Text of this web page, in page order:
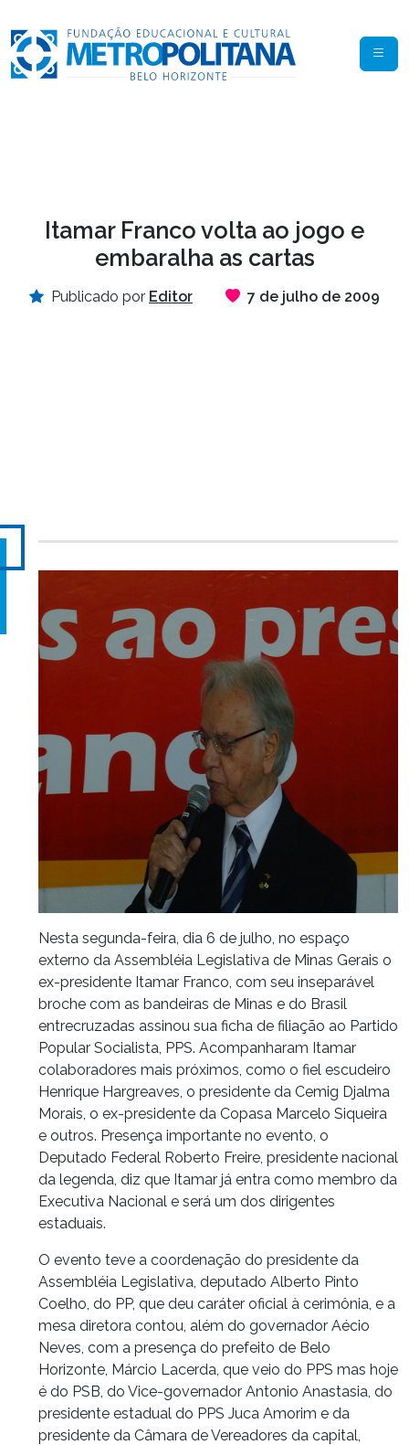
Itamar Franco volta ao jogo e
embaralha as cartas
Publicado por Editor 7 de julho de 2009
Nesta segunda-feira, dia 6 de julho, no espaço
externo da Assembléia Legislativa de Minas Gerais o
ex-presidente Itamar Franco, com seu inseparável
broche com as bandeiras de Minas e do Brasil
entrecruzadas assinou sua ficha de filiação ao Partido
Popular Socialista, PPS. Acompanharam Itamar
colaboradores mais próximos, como o fiel escudeiro
Henrique Hargreaves, o presidente da Cemig Djalma
Morais, o ex-presidente da Copasa Marcelo Siqueira
e outros. Presença importante no evento, o
Deputado Federal Roberto Freire, presidente nacional
da legenda, diz que Itamar já entra como membro da
Executiva Nacional e será um dos dirigentes
estaduais.
O evento teve a coordenação do presidente da
Assembléia Legislativa, deputado Alberto Pinto
Coelho, do PP, que deu caráter oficial à cerimônia, e a
mesa diretora contou, além do governador Aécio
Neves, com a presença do prefeito de Belo
Horizonte, Márcio Lacerda, que veio do PPS mas hoje
é do PSB, do Vice-governador Antonio Anastasia, do
presidente estadual do PPS Juca Amorim e da
presidente da Câmara de Vereadores da capital,